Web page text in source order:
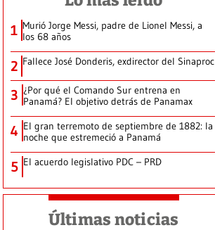
1 Murió Jorge Messi, padre de Lionel Messi, a
los 68 años
2 Fallece José Donderis, exdirector del Sinaproc
3 ¿Por qué el Comando Sur entrena en
Panamá? El objetivo detrás de Panamax
4 El gran terremoto de septiembre de 1882: la
noche que estremeció a Panamá
5 El acuerdo legislativo PDC – PRD
Últimas noticias